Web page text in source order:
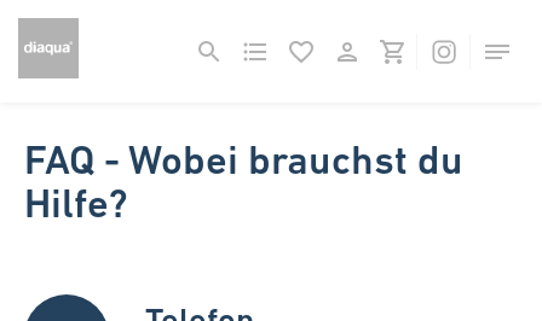
FAQ - Wobei brauchst du
Hilfe?